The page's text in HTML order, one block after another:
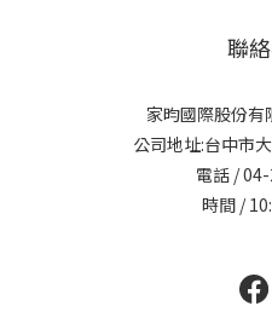
聯
家昀國際股份有
公司地址:台中市
電話 /
時間 /